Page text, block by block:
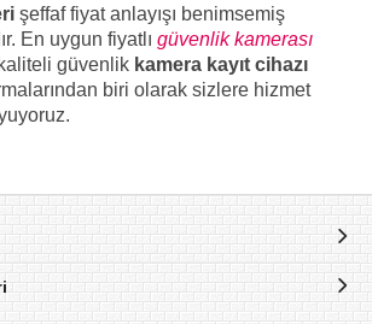
şeffaf fiyat anlayışı benimsemiş
En uygun fiyatlı güvenlik kamerası
güvenlik kamera kayıt cihazı
biri olarak sizlere hizmet
duyuyoruz.